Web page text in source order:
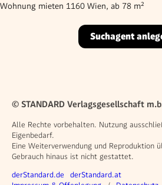
Wohnung mieten 1160 Wien, ab 78 m²
Suchagent
© STANDARD Verlagsgesellschaft
Alle Rechte vorbehalten. Nutzung
Eigenbedarf.
Eine Weiterverwendung und Reproduktion
Gebrauch hinaus ist nicht gestattet.
Weitere Angebote
derStandard.de derStandard.at